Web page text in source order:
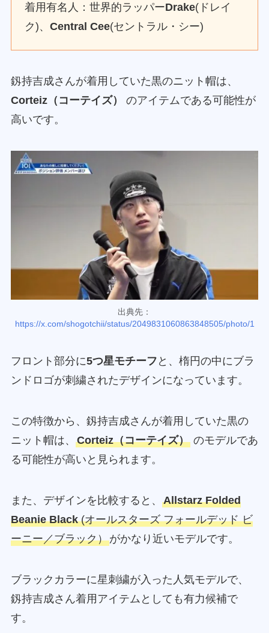
着用有名人：世界的ラッパーDrake(ドレイ
ク)、Central Cee(セントラル・シー)
釼持吉成さんが着用していた黒のニット帽は、
Corteiz（コーテイズ）
のアイテムである可能性が
高いです。
出典先：
https://x.com/shogotchii/status/2049831060863848505/photo/1
フロント部分に5つ星モチーフ と、楕円の中にブラ
ンドロゴが刺繍されたデザインになっています。
この特徴から、釼持吉成さんが着用していた黒の
ニット帽は、 Corteiz（コーテイズ）のモデルであ
る可能性が高いと見られます。
また、デザインを比較すると、 Allstarz Folded
Beanie Black(オールスターズ フォールデッド ビ
ーニー／ブラック）がかなり近いモデルです。
ブラックカラーに星刺繍が入った人気モデルで、
釼持吉成さん着用アイテムとしても有力候補で
す。